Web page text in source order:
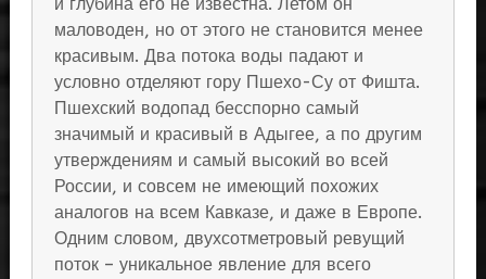
и глубина его не известна. Летом он
маловоден, но от этого не становится менее
красивым. Два потока воды падают и
условно отделяют гору Пшехо-Су от Фишта.
Пшехский водопад бесспорно самый
значимый и красивый в Адыгее, а по другим
утверждениям и самый высокий во всей
России, и совсем не имеющий похожих
аналогов на всем Кавказе, и даже в Европе.
Одним словом, двухсотметровый ревущий
поток – уникальное явление для всего